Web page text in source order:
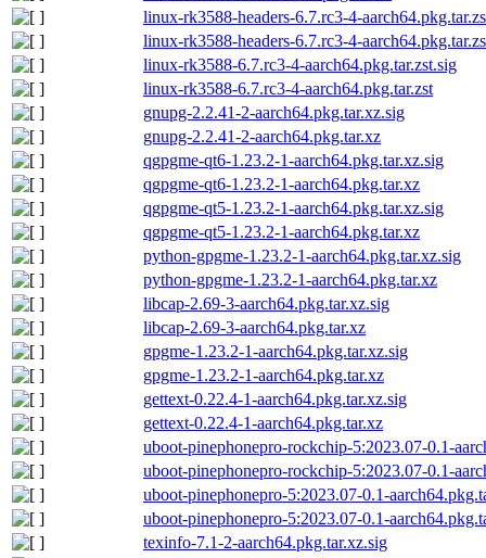
linux-rk3588-headers-6.7.rc3-4-
linux-rk3588-headers-6.7.rc3-4-
linux-rk3588-6.7.rc3-4-aarch64.pkg.tar.zst.sig
linux-rk3588-6.7.rc3-4-aarch64.pkg.tar.zst
gnupg-2.2.41-2-aarch64.pkg.tar.xz.sig
gnupg-2.2.41-2-aarch64.pkg.tar.xz
qgpgme-qt6-1.23.2-1-aarch64.pkg.tar.xz.sig
qgpgme-qt6-1.23.2-1-aarch64.pkg.tar.xz
qgpgme-qt5-1.23.2-1-aarch64.pkg.tar.xz.sig
qgpgme-qt5-1.23.2-1-aarch64.pkg.tar.xz
python-gpgme-1.23.2-1-aarch64.pkg.tar.xz.sig
python-gpgme-1.23.2-1-aarch64.pkg.tar.xz
libcap-2.69-3-aarch64.pkg.tar.xz.sig
libcap-2.69-3-aarch64.pkg.tar.xz
gpgme-1.23.2-1-aarch64.pkg.tar.xz.sig
gpgme-1.23.2-1-aarch64.pkg.tar.xz
gettext-0.22.4-1-aarch64.pkg.tar.xz.sig
gettext-0.22.4-1-aarch64.pkg.tar.xz
uboot-pinephonepro-rockchip-5:2023.07-0.1-
uboot-pinephonepro-rockchip-5:2023.07-0.1-
uboot-pinephonepro-5:2023.07-0.1-
uboot-pinephonepro-5:2023.07-0.1-
texinfo-7.1-2-aarch64.pkg.tar.xz.sig